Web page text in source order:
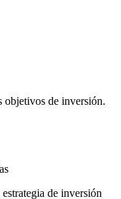
objetivos de inversión.
de inversión